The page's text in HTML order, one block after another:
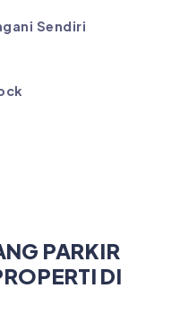
Sendiri
PARKIR
DI